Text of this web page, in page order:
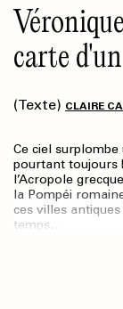
carte
(Texte) CLAIRE
Ce ciel
pourtant toujours
l’Acropole
la Pompéi
ces villes
temps…